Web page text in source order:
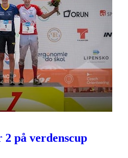
2 på verdenscup